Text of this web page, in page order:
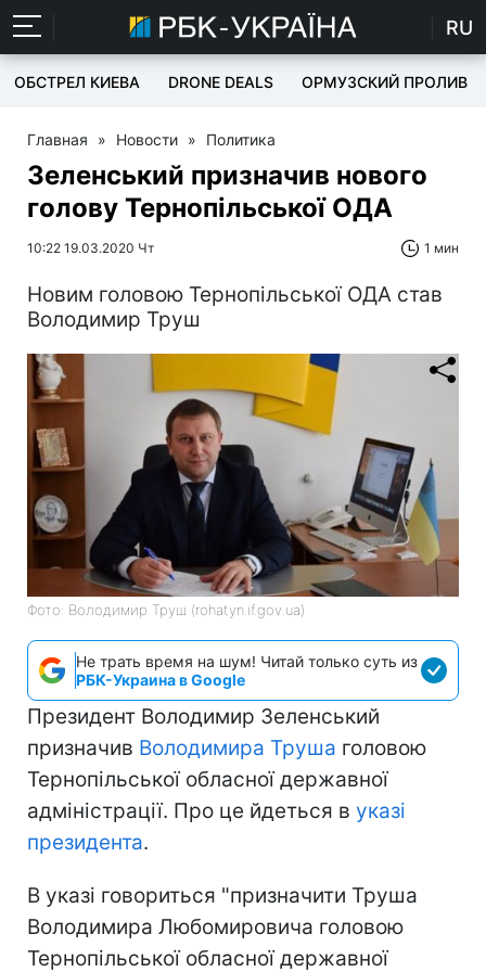
RU
ОБСТРЕЛ КИЕВА DRONE DEALS ОРМУЗСКИЙ ПРОЛИВ
Главная » Новости » Политика
Зеленський призначив нового
голову Тернопільської ОДА
10:22 19.03.2020 Чт 1 мин
Новим головою Тернопільської ОДА став
Володимир Труш
Фото: Володимир Труш (rohatyn.if.gov.ua)
Не трать время на шум! Читай только суть из
РБК-Украина в Google
Президент Володимир Зеленський
призначив Володимира Труша головою
Тернопільської обласної державної
адміністрації. Про це йдеться в указі
президента.
В указі говориться "призначити Труша
Володимира Любомировича головою
Тернопільської обласної державної